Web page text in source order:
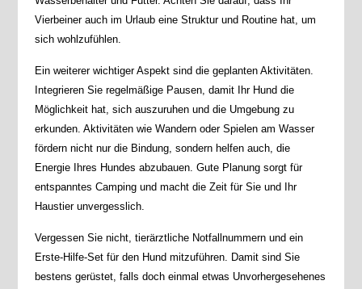
Vierbeiner auch im Urlaub eine Struktur und Routine hat, um
sich wohlzufühlen.
Ein weiterer wichtiger Aspekt sind die geplanten Aktivitäten.
Integrieren Sie regelmäßige Pausen, damit Ihr Hund die
Möglichkeit hat, sich auszuruhen und die Umgebung zu
erkunden. Aktivitäten wie Wandern oder Spielen am Wasser
fördern nicht nur die Bindung, sondern helfen auch, die
Energie Ihres Hundes abzubauen. Gute Planung sorgt für
entspanntes Camping und macht die Zeit für Sie und Ihr
Haustier unvergesslich.
Vergessen Sie nicht, tierärztliche Notfallnummern und ein
Erste-Hilfe-Set für den Hund mitzuführen. Damit sind Sie
bestens gerüstet, falls doch einmal etwas Unvorhergesehenes